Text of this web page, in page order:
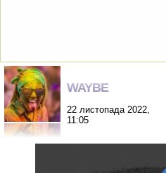
WAYBE
22 листопада 2022,
11:05